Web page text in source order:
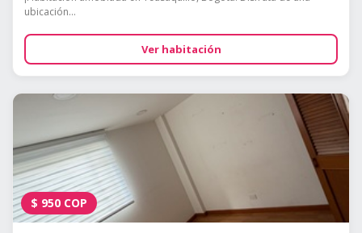
ubicación...
Ver habitación
$ 950 COP